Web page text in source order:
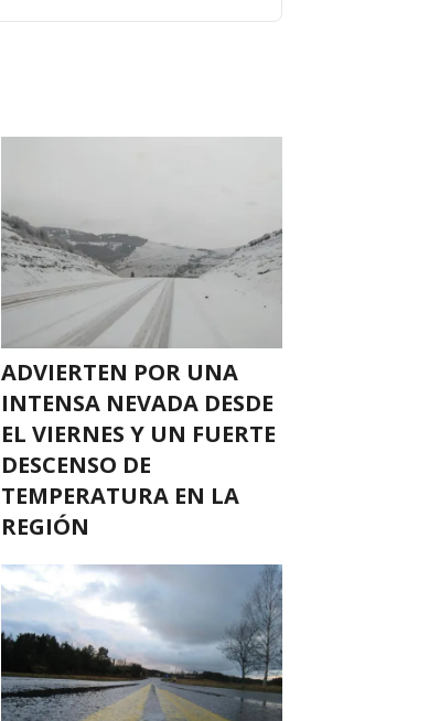
ADVIERTEN POR UNA
INTENSA NEVADA DESDE
EL VIERNES Y UN FUERTE
DESCENSO DE
TEMPERATURA EN LA
REGIÓN